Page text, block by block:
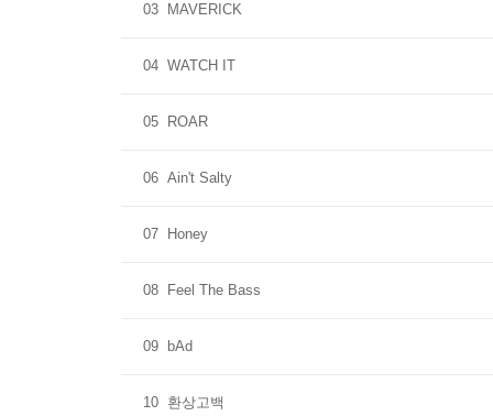
03 MAVERICK
04 WATCH IT
05 ROAR
06 Ain't Salty
07 Honey
08 Feel The Bass
09 bAd
10 환상고백